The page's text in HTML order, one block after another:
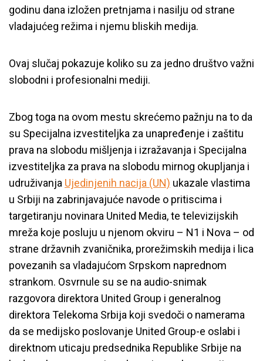
godinu dana izložen pretnjama i nasilju od strane
vladajućeg režima i njemu bliskih medija.
Ovaj slučaj pokazuje koliko su za jedno društvo važni
slobodni i profesionalni mediji.
Zbog toga na ovom mestu skrećemo pažnju na to da
su Specijalna izvestiteljka za unapređenje i zaštitu
prava na slobodu mišljenja i izražavanja i Specijalna
izvestiteljka za prava na slobodu mirnog okupljanja i
udruživanja Ujedinjenih nacija (UN) ukazale vlastima
u Srbiji na zabrinjavajuće navode o pritiscima i
targetiranju novinara United Media, te televizijskih
mreža koje posluju u njenom okviru – N1 i Nova – od
strane državnih zvaničnika, prorežimskih medija i lica
povezanih sa vladajućom Srpskom naprednom
strankom. Osvrnule su se na audio-snimak
razgovora direktora United Group i generalnog
direktora Telekoma Srbija koji svedoči o namerama
da se medijsko poslovanje United Group-e oslabi i
direktnom uticaju predsednika Republike Srbije na